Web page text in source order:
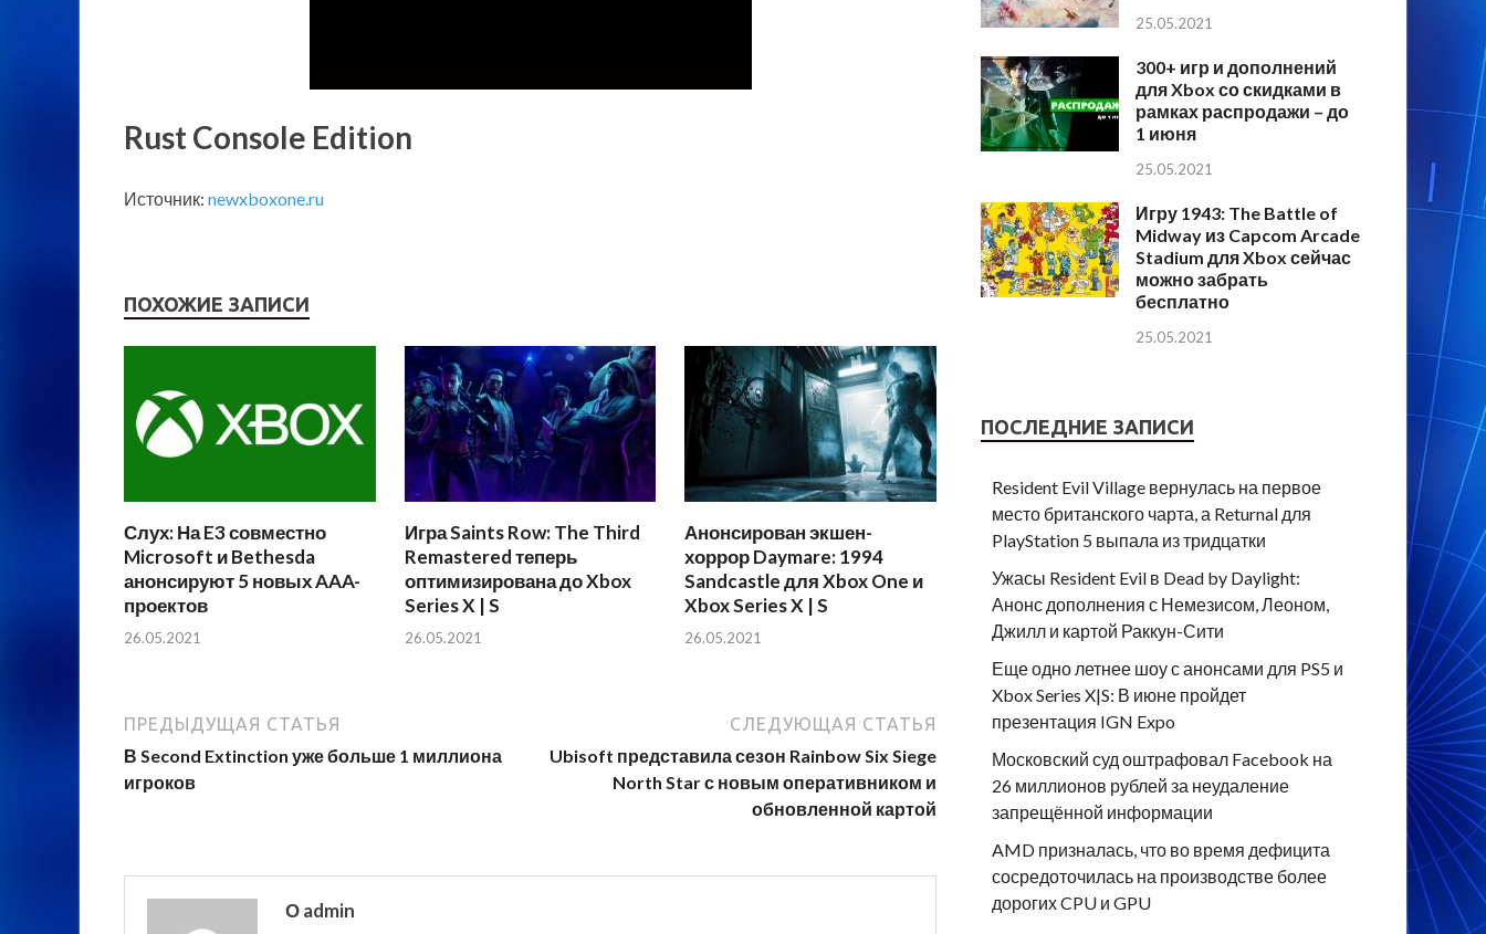
Rust Console Edition
Источник: newxboxone.ru
ПОХОЖИЕ ЗАПИСИ
Слух: На E3 совместно
Microsoft и Bethesda
анонсируют 5 новых AAA-
проектов
26.05.2021
Игра Saints Row: The Third
Remastered теперь
оптимизирована до Xbox
Series X | S
26.05.2021
Анонсирован экшен-
хоррор Daymare: 1994
Sandcastle для Xbox One и
Xbox Series X | S
26.05.2021
ПРЕДЫДУЩАЯ СТАТЬЯ
В Second Extinction уже больше 1 миллиона
игроков
СЛЕДУЮЩАЯ СТАТЬЯ
Ubisoft представила сезон Rainbow Six Siege
North Star с новым оперативником и
обновленной картой
О admin
25.05.2021
300+ игр и дополнений
для Xbox со скидками в
рамках распродажи – до
1 июня
25.05.2021
Игру 1943: The Battle of
Midway из Capcom Arcade
Stadium для Xbox сейчас
можно забрать
бесплатно
25.05.2021
ПОСЛЕДНИЕ ЗАПИСИ
Resident Evil Village вернулась на первое
место британского чарта, а Returnal для
PlayStation 5 выпала из тридцатки
Ужасы Resident Evil в Dead by Daylight:
Анонс дополнения с Немезисом, Леоном,
Джилл и картой Раккун-Сити
Еще одно летнее шоу с анонсами для PS5 и
Xbox Series X|S: В июне пройдет
презентация IGN Expo
Московский суд оштрафовал Facebook на
26 миллионов рублей за неудаление
запрещённой информации
AMD призналась, что во время дефицита
сосредоточилась на производстве более
дорогих CPU и GPU